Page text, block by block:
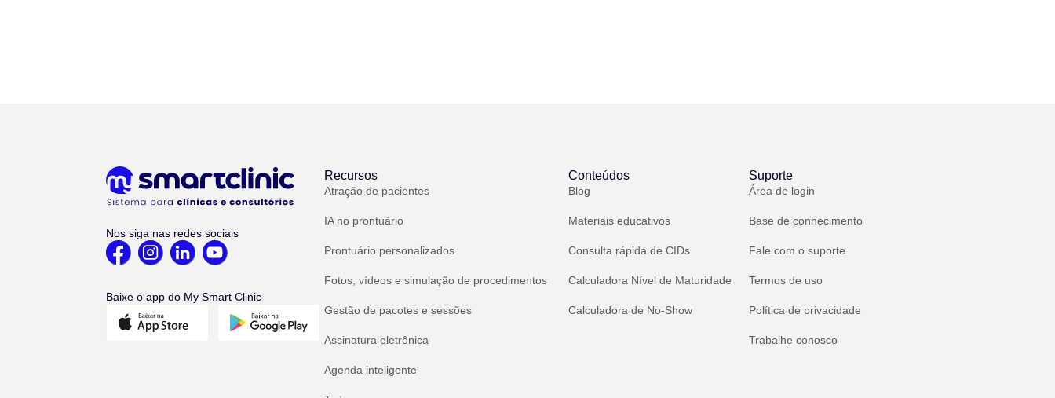
Nos siga nas redes sociais
Baixe o app do My Smart Clinic
Recursos
Atração de pacientes
IA no prontuário
Prontuário personalizados
Fotos, vídeos e simulação de procedimentos
Gestão de pacotes e sessões
Assinatura eletrônica
Agenda inteligente
Conteúdos
Blog
Materiais educativos
Consulta rápida de CIDs
Calculadora Nível de Maturidade
Calculadora de No-Show
Suporte
Área de login
Base de conhecimento
Fale com o suporte
Termos de uso
Política de privacidade
Trabalhe conosco